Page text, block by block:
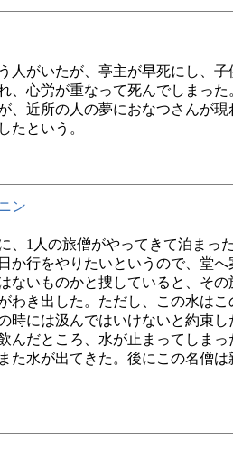
人がいたが、亭主が早死にし、
、心労が重なって死んでしまった
、近所の人の夢におなつさんが
たという。
ン
、1人の旅僧がやってきて泊まっ
か行をやりたいというので、堂
ないものかと捜していると、そ
わき出した。ただし、この水は
時には汲んではいけないと約束
んだところ、水が止まってしま
た水が出てきた。後にこの名僧